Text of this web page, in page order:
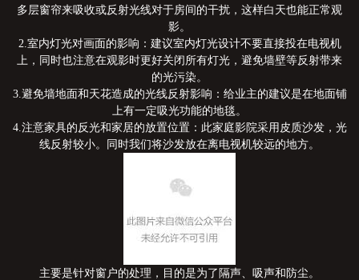
多层窗帘来吸收或反射光线对于房间的干扰，这样白天也能正常观
影。
2.室内灯光对画面的影响：建议室内灯光设计不要直接投在电视机
上，同时也注意在观影时更好关闭所有灯光，避免墙壁等反射带来
的光污染。
3.避免墙地面和天花造成的光线反射影响：给业主的建议是在地面铺
上有一定吸光功能的地毯。
4.注意家具的反光和家居的放置位置：此家庭影院采用皮质沙发，光
线反射较小。同时我们将沙发放在离电视机较远的地方。
主要是针对窗户的处理，目的是为了隔声、吸声和防尘。